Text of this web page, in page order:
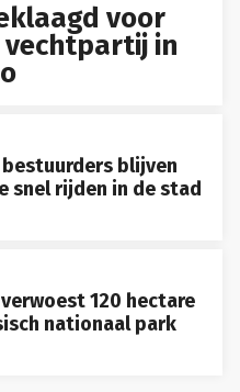
voor
vechtpartij in
blijven
snel rijden in de stad
120 hectare
nationaal park